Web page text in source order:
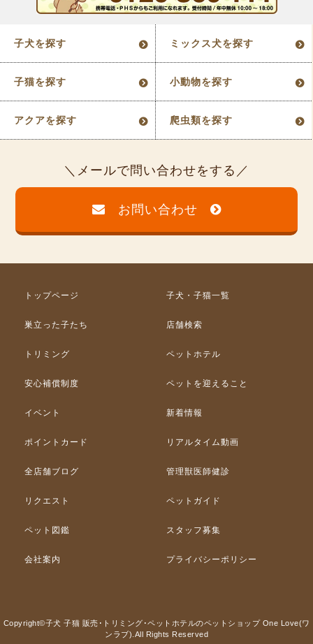
子犬を探す ミックス犬を探す
子猫を探す 小動物を探す
アクアを探す 爬虫類を探す
メールで問い合わせをする
お問い合わせ
トップページ 子犬・子猫一覧
巣立った子たち 店舗検索
トリミング ペットホテル
安心補償制度 ペットを迎えること
イベント 新着情報
ポイントカード リアルタイム動画
全店舗ブログ 管理獣医師健診
リクエスト ペットガイド
ペット図鑑 スタッフ募集
会社案内 プライバシーポリシー
Copyright©子犬 子猫 販売･トリミング･ペットホテルのペットショップ One Love(ワ
ンラブ).All Rights Reserved